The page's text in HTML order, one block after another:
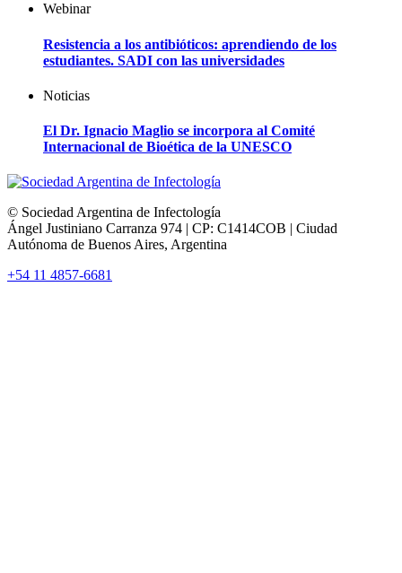
Webinar
Resistencia a los antibióticos: aprendiendo de los
estudiantes. SADI con las universidades
Noticias
El Dr. Ignacio Maglio se incorpora al Comité
Internacional de Bioética de la UNESCO
© Sociedad Argentina de Infectología
Ángel Justiniano Carranza 974 | CP: C1414COB | Ciudad
Autónoma de Buenos Aires, Argentina
+54 11 4857-6681